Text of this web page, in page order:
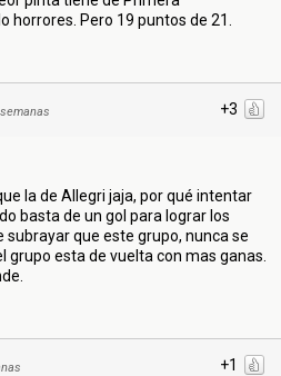
Pero 19 puntos de 21.
+3
la de Allegri jaja, por qué intentar
basta de un gol para lograr los
subrayar que este grupo, nunca se
grupo esta de vuelta con mas ganas.
+1